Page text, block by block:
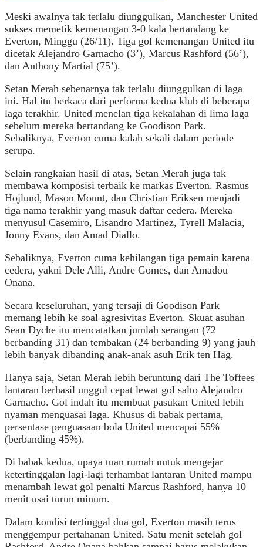
Meski awalnya tak terlalu diunggulkan, Manchester United
sukses memetik kemenangan 3-0 kala bertandang ke
Everton, Minggu (26/11). Tiga gol kemenangan United itu
dicetak Alejandro Garnacho (3’), Marcus Rashford (56’),
dan Anthony Martial (75’).
Setan Merah sebenarnya tak terlalu diunggulkan di laga
ini. Hal itu berkaca dari performa kedua klub di beberapa
laga terakhir. United menelan tiga kekalahan di lima laga
sebelum mereka bertandang ke Goodison Park.
Sebaliknya, Everton cuma kalah sekali dalam periode
serupa.
Selain rangkaian hasil di atas, Setan Merah juga tak
membawa komposisi terbaik ke markas Everton. Rasmus
Hojlund, Mason Mount, dan Christian Eriksen menjadi
tiga nama terakhir yang masuk daftar cedera. Mereka
menyusul Casemiro, Lisandro Martinez, Tyrell Malacia,
Jonny Evans, dan Amad Diallo.
Sebaliknya, Everton cuma kehilangan tiga pemain karena
cedera, yakni Dele Alli, Andre Gomes, dan Amadou
Onana.
Secara keseluruhan, yang tersaji di Goodison Park
memang lebih ke soal agresivitas Everton. Skuat asuhan
Sean Dyche itu mencatatkan jumlah serangan (72
berbanding 31) dan tembakan (24 berbanding 9) yang jauh
lebih banyak dibanding anak-anak asuh Erik ten Hag.
Hanya saja, Setan Merah lebih beruntung dari The Toffees
lantaran berhasil unggul cepat lewat gol salto Alejandro
Garnacho. Gol indah itu membuat pasukan United lebih
nyaman menguasai laga. Khusus di babak pertama,
persentase penguasaan bola United mencapai 55%
(berbanding 45%).
Di babak kedua, upaya tuan rumah untuk mengejar
ketertinggalan lagi-lagi terhambat lantaran United mampu
menambah lewat gol penalti Marcus Rashford, hanya 10
menit usai turun minum.
Dalam kondisi tertinggal dua gol, Everton masih terus
menggempur pertahanan United. Satu menit setelah gol